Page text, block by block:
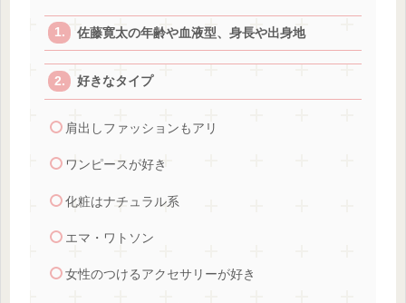
佐藤寛太の年齢や血液型、身長や出身地
好きなタイプ
肩出しファッションもアリ
ワンピースが好き
化粧はナチュラル系
エマ・ワトソン
女性のつけるアクセサリーが好き